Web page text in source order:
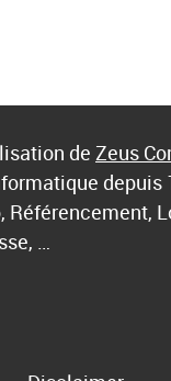
de Zeus
depuis
Référencement,
…